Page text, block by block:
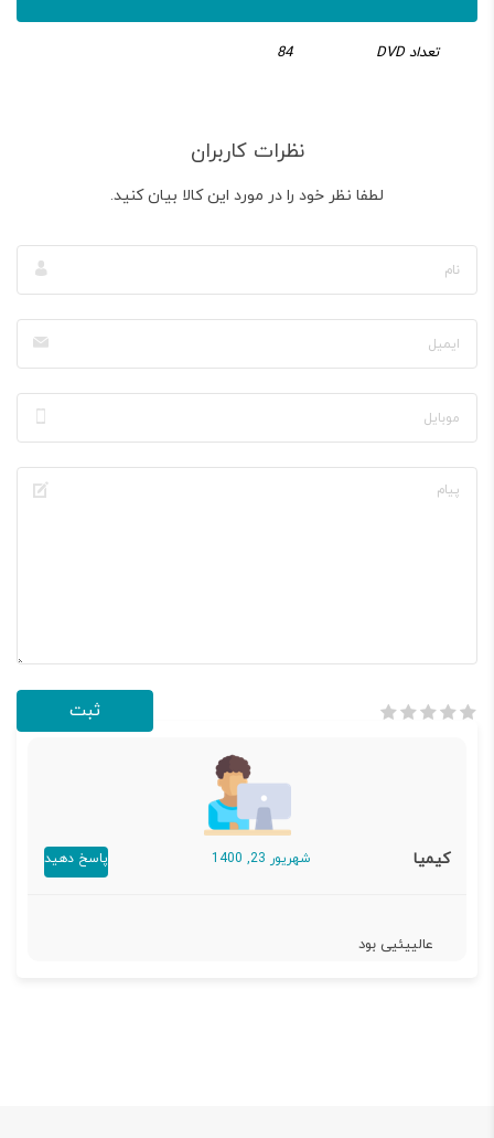
تعداد DVD 84
نظرات کاربران
لطفا نظر خود را در مورد این کالا بیان کنید.
کیمیا شهریور 23, 1400 پاسخ دهید
عالییئیی بود